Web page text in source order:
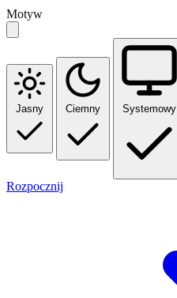
Motyw
Jasny Ciemny Systemowy
Rozpocznij